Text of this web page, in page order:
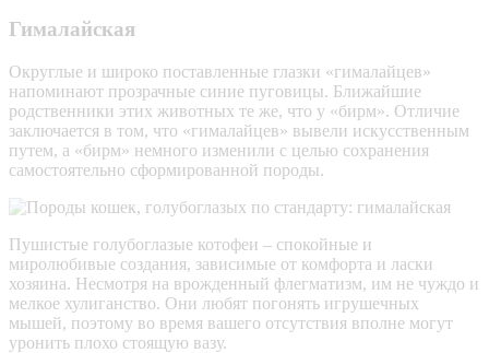
Гималайская
Округлые и широко поставленные глазки «гималайцев»
напоминают прозрачные синие пуговицы. Ближайшие
родственники этих животных те же, что у «бирм». Отличие
заключается в том, что «гималайцев» вывели искусственным
путем, а «бирм» немного изменили с целью сохранения
самостоятельно сформированной породы.
Пушистые голубоглазые котофеи – спокойные и
миролюбивые создания, зависимые от комфорта и ласки
хозяина. Несмотря на врожденный флегматизм, им не чуждо и
мелкое хулиганство. Они любят погонять игрушечных
мышей, поэтому во время вашего отсутствия вполне могут
уронить плохо стоящую вазу.